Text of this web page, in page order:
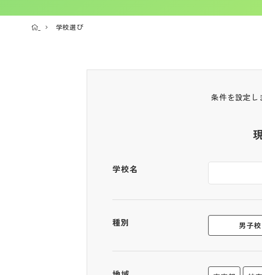
学校選び
条件を設定し
学校名
種別 男子校